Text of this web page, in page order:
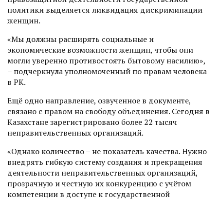
политики выделяется ликвидация дискриминации
женщин.
«Мы должны расширять социальные и
экономические возможности женщин, чтобы они
могли уверенно противостоять бытовому насилию»,
– подчеркнула уполномоченный по правам человека
в РК.
Ещё одно направление, озвученное в документе,
связано с правом на свободу объединения. Сегодня в
Казахстане зарегистрировано более 22 тысяч
неправительственных организаций.
«Однако количество – не показатель качества. Нужно
внедрять гибкую систему создания и прекращения
деятельности неправительственных организаций,
прозрачную и честную их конкуренцию с учётом
компетенции в доступе к государственной